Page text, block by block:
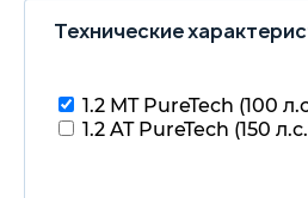
Технические
1.2 MT PureTech (100
1.2 AT PureTech (150